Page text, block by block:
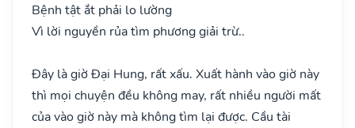
Bệnh tật ắt phải lo lường
Vì lời nguyền rủa tìm phương giải trừ..
Đây là giờ Đại Hung, rất xấu. Xuất hành vào giờ này
thì mọi chuyện đều không may, rất nhiều người mất
của vào giờ này mà không tìm lại được. Cầu tài